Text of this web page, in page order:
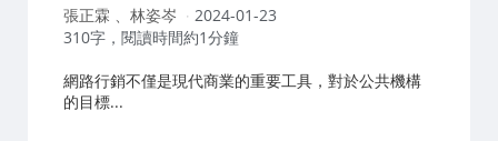
作
者：
張正霖 、林姿岑
2024-01-23
310字，閱讀時間約1分鐘
網路行銷不僅是現代商業的重要工具，對於公共機構
的目標...